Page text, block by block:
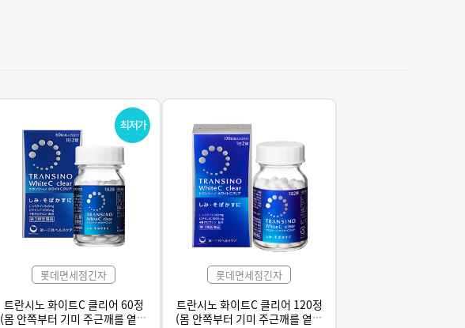
롯데면세점긴자
트란시노 화이트C 클리어 60정
(몸 안쪽부터 기미 주근깨를 옅게
롯데면세점긴자
트란시노 화이트C 클리어 120정
(몸 안쪽부터 기미 주근깨를 옅게